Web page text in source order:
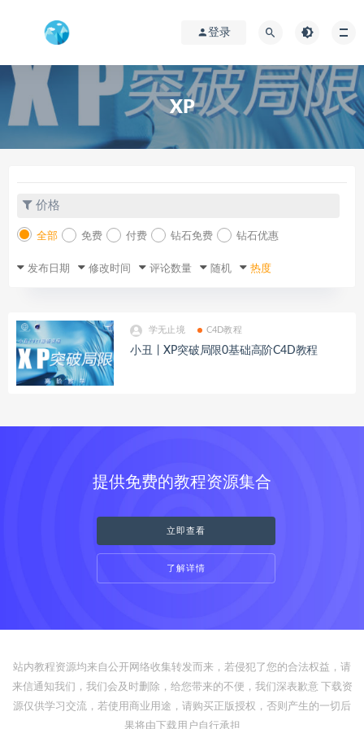
登录
XP
价格
全部 免费 付费 钻石免费 钻石优惠
发布日期 修改时间 评论数量 随机 热度
学无止境 C4D教程
小丑丨XP突破局限0基础高阶C4D教程
提供免费的教程资源集合
立即查看
了解详情
站内教程资源均来自公开网络收集转发而来，若侵犯了您的合法权益，请
来信通知我们，我们会及时删除，给您带来的不便，我们深表歉意 下载资
源仅供学习交流，若使用商业用途，请购买正版授权，否则产生的一切后
果将由下载用户自行承担